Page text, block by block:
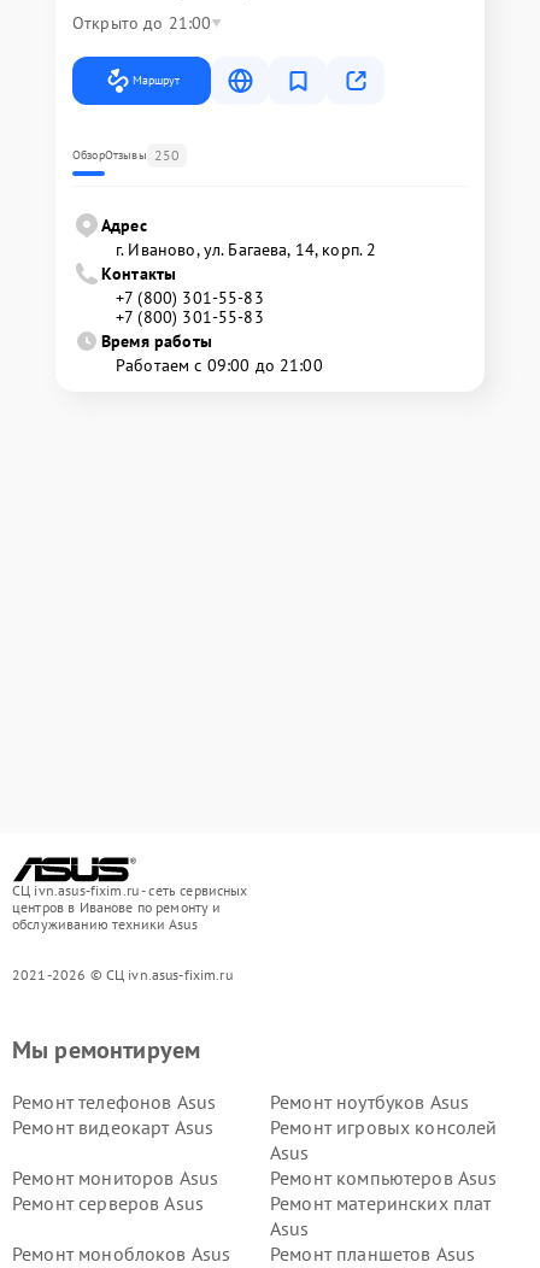
Открыто до 21:00
Маршрут
ОбзорОтзывы 250
Адрес
г. Иваново, ул. Багаева, 14, корп. 2
Контакты
+7 (800) 301-55-83
+7 (800) 301-55-83
Время работы
Работаем с 09:00 до 21:00
СЦ ivn.asus-fixim.ru - сеть сервисных
центров в Иванове по ремонту и
обслуживанию техники Asus
2021-2026 © СЦ ivn.asus-fixim.ru
Мы ремонтируем
Ремонт телефонов Asus
Ремонт ноутбуков Asus
Ремонт видеокарт Asus
Ремонт игровых консолей
Asus
Ремонт мониторов Asus
Ремонт компьютеров Asus
Ремонт серверов Asus
Ремонт материнских плат
Asus
Ремонт моноблоков Asus
Ремонт планшетов Asus